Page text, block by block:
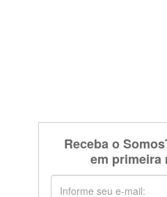
Receba o
em primeira